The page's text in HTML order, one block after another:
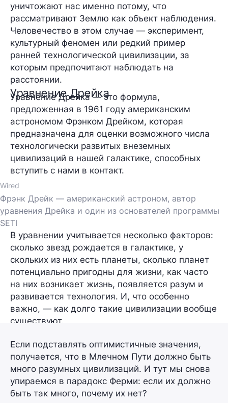
уничтожают нас именно потому, что
рассматривают Землю как объект наблюдения.
Человечество в этом случае — эксперимент,
культурный феномен или редкий пример
ранней технологической цивилизации, за
которым предпочитают наблюдать на
расстоянии.
Уравнение Дрейка
Уравнение Дрейка — это формула,
предложенная в 1961 году американским
астрономом Фрэнком Дрейком, которая
предназначена для оценки возможного числа
технологически развитых внеземных
цивилизаций в нашей галактике, способных
вступить с нами в контакт.
Wired
Фрэнк Дрейк — американский астроном, автор
уравнения Дрейка и один из основателей программы
SETI
В уравнении учитывается несколько факторов:
сколько звезд рождается в галактике, у
скольких из них есть планеты, сколько планет
потенциально пригодны для жизни, как часто
на них возникает жизнь, появляется разум и
развивается технология. И, что особенно
важно, — как долго такие цивилизации вообще
существуют.
Если подставлять оптимистичные значения,
получается, что в Млечном Пути должно быть
много разумных цивилизаций. И тут мы снова
упираемся в парадокс Ферми: если их должно
быть так много, почему их нет?